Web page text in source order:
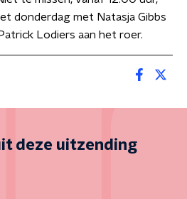
donderdag met Natasja Gibbs
Lodiers aan het roer.
deze uitzending